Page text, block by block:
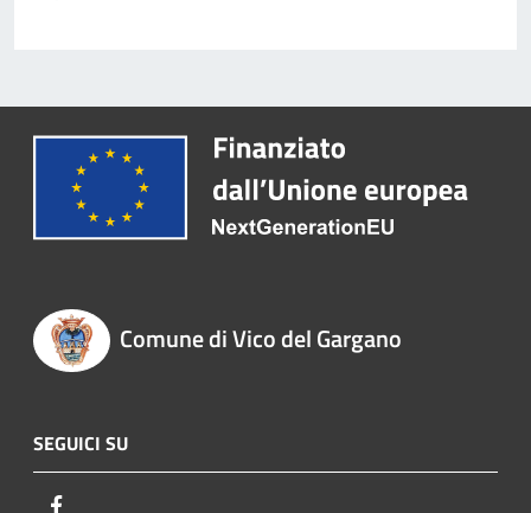
Comune di Vico del Gargano
SEGUICI SU